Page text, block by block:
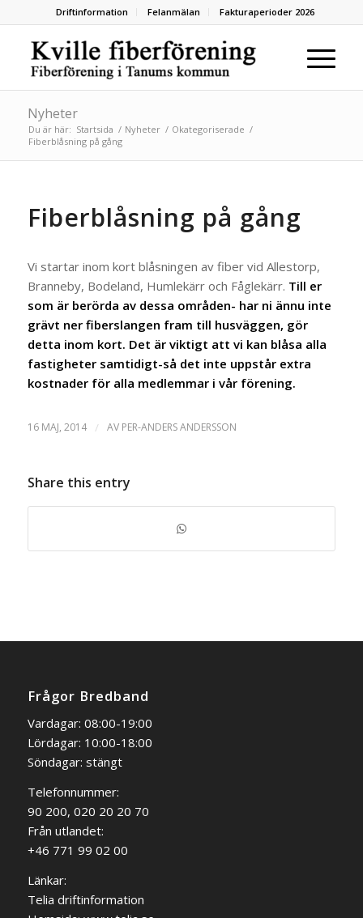
Driftinformation Felanmälan Fakturaperioder 2026
Nyheter
Du är här: Startsida / Nyheter / Okategoriserade /
Fiberblåsning på gång
Fiberblåsning på gång
Vi startar inom kort blåsningen av fiber vid Allestorp,
Branneby, Bodeland, Humlekärr och Fåglekärr. Till er
som är berörda av dessa områden- har ni ännu inte
grävt ner fiberslangen fram till husväggen, gör
detta inom kort. Det är viktigt att vi kan blåsa alla
fastigheter samtidigt-så det inte uppstår extra
kostnader för alla medlemmar i vår förening.
16 MAJ, 2014 / AV PER-ANDERS ANDERSSON
Share this entry
Frågor Bredband
Vardagar: 08:00-19:00
Lördagar: 10:00-18:00
Söndagar: stängt
Telefonnummer:
90 200, 020 20 20 70
Från utlandet:
+46 771 99 02 00
Länkar:
Telia driftinformation